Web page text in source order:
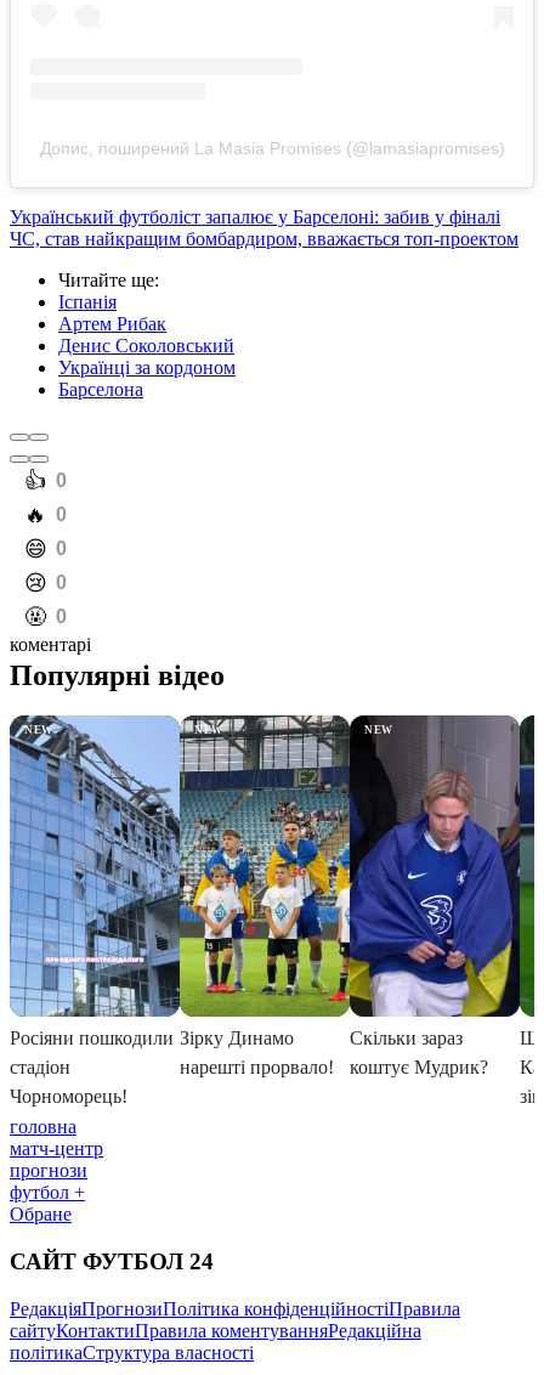
Допис, поширений La Masia Promises (@lamasiapromises)
Український футболіст запалює у Барселоні: забив у фіналі
ЧС, став найкращим бомбардиром, вважається топ-проектом
Читайте ще:
Іспанія
Артем Рибак
Денис Соколовський
Українці за кордоном
Барселона
️👍 0
️🔥 0
️😄 0
️😢 0
️🤬 0
коментарі
головна
матч-центр
прогнози
футбол +
Обране
САЙТ ФУТБОЛ 24
РедакціяПрогнозиПолітика конфіденційностіПравила
сайтуКонтактиПравила коментуванняРедакційна
політикаСтруктура власності